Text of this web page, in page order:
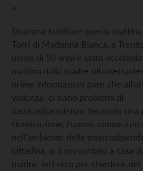
>
Dramma familiare questa
Torri di Madonna Bianca, a
uomo di 50 anni è stato
mattina dalla madre
prime informazioni pare che
violenza ci siano problemi di
tossicodipendenza. Secondo una
ricostruzione, l’uomo, conosciuto
nell’ambiente della
cittadina, si è presentato a casa
madre ieri sera per chiedere dei